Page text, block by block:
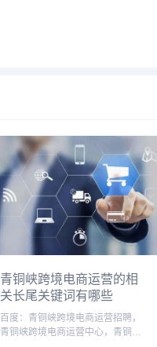
青铜峡跨境电商运营的相
关长尾关键词有哪些
百度：青铜峡跨境电商运营招聘，
青铜峡跨境电商运营中心，青铜峡